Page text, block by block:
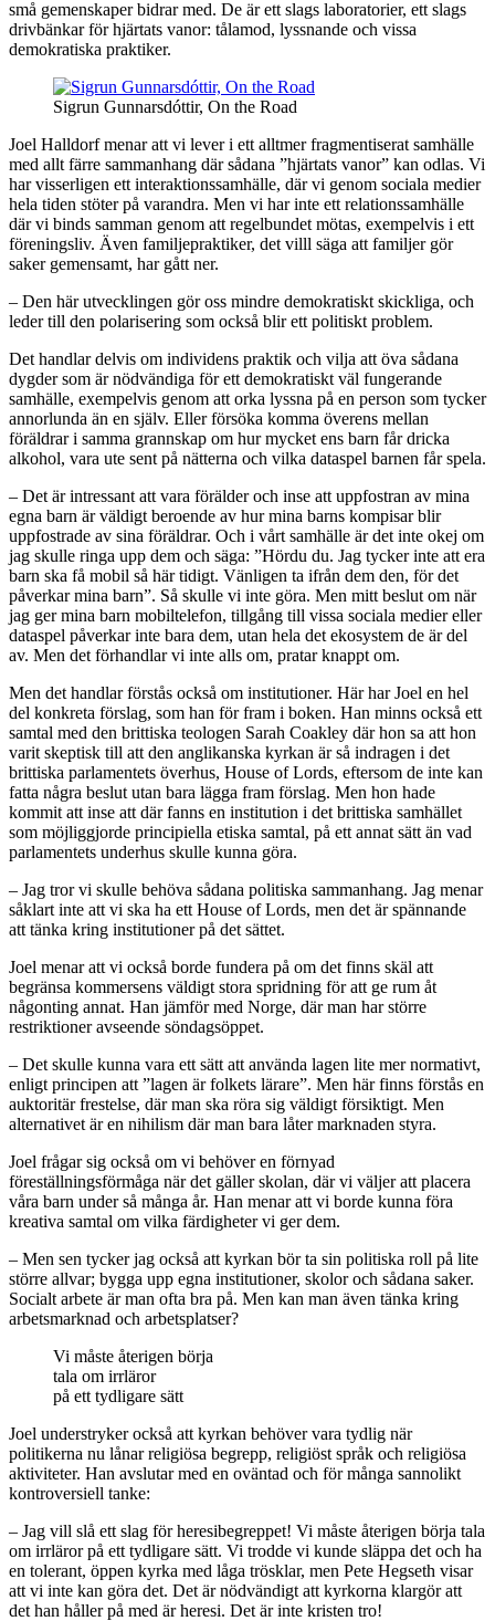
små gemenskaper bidrar med. De är ett slags laboratorier, ett slags
drivbänkar för hjärtats vanor: tålamod, lyssnande och vissa
demokratiska praktiker.
Sigrun Gunnarsdóttir, On the Road
Joel Halldorf menar att vi lever i ett alltmer fragmentiserat samhälle
med allt färre sammanhang där sådana ”hjärtats vanor” kan odlas. Vi
har visserligen ett interaktionssamhälle, där vi genom sociala medier
hela tiden stöter på varandra. Men vi har inte ett relationssamhälle
där vi binds samman genom att regelbundet mötas, exempelvis i ett
föreningsliv. Även familjepraktiker, det villl säga att familjer gör
saker gemensamt, har gått ner.
– Den här utvecklingen gör oss mindre demokratiskt skickliga, och
leder till den polarisering som också blir ett politiskt problem.
Det handlar delvis om individens praktik och vilja att öva sådana
dygder som är nödvändiga för ett demokratiskt väl fungerande
samhälle, exempelvis genom att orka lyssna på en person som tycker
annorlunda än en själv. Eller försöka komma överens mellan
föräldrar i samma grannskap om hur mycket ens barn får dricka
alkohol, vara ute sent på nätterna och vilka dataspel barnen får spela.
– Det är intressant att vara förälder och inse att uppfostran av mina
egna barn är väldigt beroende av hur mina barns kompisar blir
uppfostrade av sina föräldrar. Och i vårt samhälle är det inte okej om
jag skulle ringa upp dem och säga: ”Hördu du. Jag tycker inte att era
barn ska få mobil så här tidigt. Vänligen ta ifrån dem den, för det
påverkar mina barn”. Så skulle vi inte göra. Men mitt beslut om när
jag ger mina barn mobiltelefon, tillgång till vissa sociala medier eller
dataspel påverkar inte bara dem, utan hela det ekosystem de är del
av. Men det förhandlar vi inte alls om, pratar knappt om.
Men det handlar förstås också om institutioner. Här har Joel en hel
del konkreta förslag, som han för fram i boken. Han minns också ett
samtal med den brittiska teologen Sarah Coakley där hon sa att hon
varit skeptisk till att den anglikanska kyrkan är så indragen i det
brittiska parlamentets överhus, House of Lords, eftersom de inte kan
fatta några beslut utan bara lägga fram förslag. Men hon hade
kommit att inse att där fanns en institution i det brittiska samhället
som möjliggjorde principiella etiska samtal, på ett annat sätt än vad
parlamentets underhus skulle kunna göra.
– Jag tror vi skulle behöva sådana politiska sammanhang. Jag menar
såklart inte att vi ska ha ett House of Lords, men det är spännande
att tänka kring institutioner på det sättet.
Joel menar att vi också borde fundera på om det finns skäl att
begränsa kommersens väldigt stora spridning för att ge rum åt
någonting annat. Han jämför med Norge, där man har större
restriktioner avseende söndagsöppet.
– Det skulle kunna vara ett sätt att använda lagen lite mer normativt,
enligt principen att ”lagen är folkets lärare”. Men här finns förstås en
auktoritär frestelse, där man ska röra sig väldigt försiktigt. Men
alternativet är en nihilism där man bara låter marknaden styra.
Joel frågar sig också om vi behöver en förnyad
föreställningsförmåga när det gäller skolan, där vi väljer att placera
våra barn under så många år. Han menar att vi borde kunna föra
kreativa samtal om vilka färdigheter vi ger dem.
– Men sen tycker jag också att kyrkan bör ta sin politiska roll på lite
större allvar; bygga upp egna institutioner, skolor och sådana saker.
Socialt arbete är man ofta bra på. Men kan man även tänka kring
arbetsmarknad och arbetsplatser?
Vi måste återigen börja
tala om irrläror
på ett tydligare sätt
Joel understryker också att kyrkan behöver vara tydlig när
politikerna nu lånar religiösa begrepp, religiöst språk och religiösa
aktiviteter. Han avslutar med en oväntad och för många sannolikt
kontroversiell tanke:
– Jag vill slå ett slag för heresibegreppet! Vi måste återigen börja tala
om irrläror på ett tydligare sätt. Vi trodde vi kunde släppa det och ha
en tolerant, öppen kyrka med låga trösklar, men Pete Hegseth visar
att vi inte kan göra det. Det är nödvändigt att kyrkorna klargör att
det han håller på med är heresi. Det är inte kristen tro!